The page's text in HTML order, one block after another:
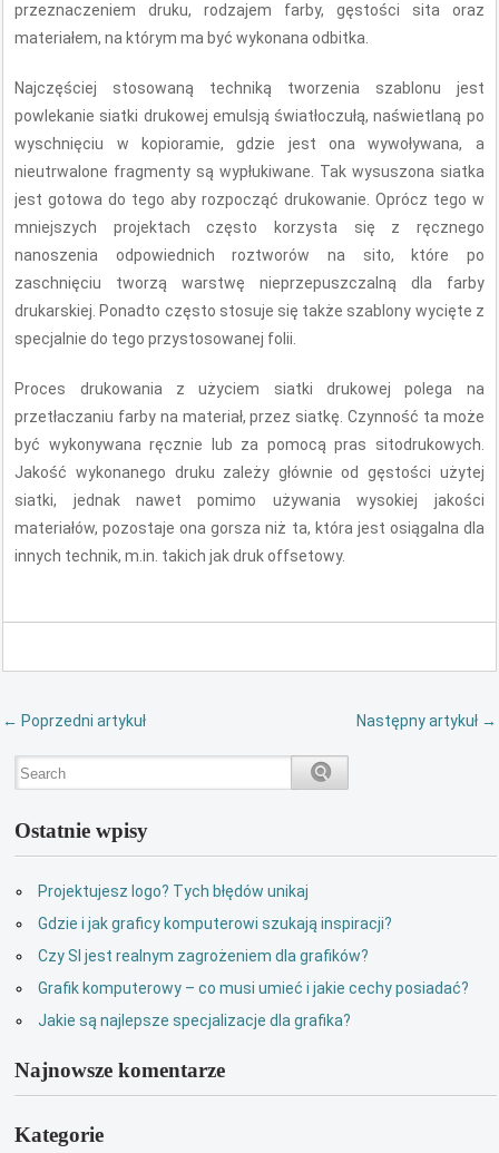
przeznaczeniem druku, rodzajem farby, gęstości sita oraz
materiałem, na którym ma być wykonana odbitka.
Najczęściej stosowaną techniką tworzenia szablonu jest
powlekanie siatki drukowej emulsją światłoczułą, naświetlaną po
wyschnięciu w kopioramie, gdzie jest ona wywoływana, a
nieutrwalone fragmenty są wypłukiwane. Tak wysuszona siatka
jest gotowa do tego aby rozpocząć drukowanie. Oprócz tego w
mniejszych projektach często korzysta się z ręcznego
nanoszenia odpowiednich roztworów na sito, które po
zaschnięciu tworzą warstwę nieprzepuszczalną dla farby
drukarskiej. Ponadto często stosuje się także szablony wycięte z
specjalnie do tego przystosowanej folii.
Proces drukowania z użyciem siatki drukowej polega na
przetłaczaniu farby na materiał, przez siatkę. Czynność ta może
być wykonywana ręcznie lub za pomocą pras sitodrukowych.
Jakość wykonanego druku zależy głównie od gęstości użytej
siatki, jednak nawet pomimo używania wysokiej jakości
materiałów, pozostaje ona gorsza niż ta, która jest osiągalna dla
innych technik, m.in. takich jak druk offsetowy.
← Poprzedni artykuł Następny artykuł →
Ostatnie wpisy
Projektujesz logo? Tych błędów unikaj
Gdzie i jak graficy komputerowi szukają inspiracji?
Czy SI jest realnym zagrożeniem dla grafików?
Grafik komputerowy – co musi umieć i jakie cechy posiadać?
Jakie są najlepsze specjalizacje dla grafika?
Najnowsze komentarze
Kategorie